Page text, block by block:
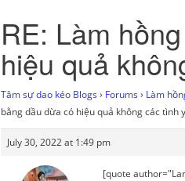
RE: Làm
hiệu quả
Tâm sự dao kéo Blogs › Forums › Làm
bằng dầu dừa có hiệu quả không các tình
July 30, 2022 at 1:49 pm
[quote